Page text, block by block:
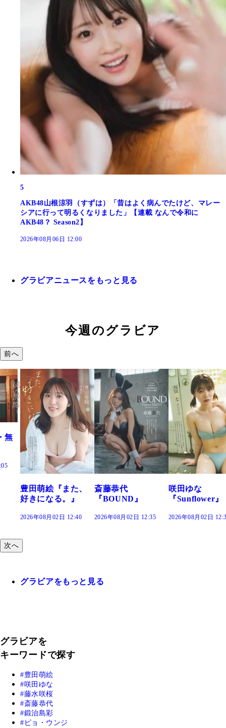
5
AKB48山根涼羽（すずは）「昔はよく病んでたけど、マレー
シアに行って明るくなりました」【連載 なんで令和に
AKB48？ Season2】
2026年08月06日 12:00
グラビアニュースをもっと見る
今週のグラビア
前へ
斎藤恭代
『BOUND』
2026年08月02日 12:35
咲田ゆな
『Sunflower』
2026年08月02日 12:30
藤水咲桜『花
だまり』
2026年08月02日
次へ
グラビアをもっと見る
グラビアを
キーワードで探す
豊田萌絵
咲田ゆな
藤水咲桜
斎藤恭代
鍛治島彩
ピョ・ウンジ